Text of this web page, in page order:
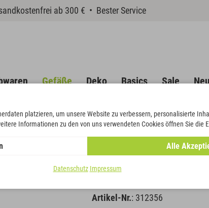
ab 300 € • Bester Service
Gefäße Deko Basics Sale
Schale "Herz"
Artikel-Nr.: 312356
platzieren, um unsere Website zu verbessern, personalisierte
Informationen zu den von uns verwendeten Cookies öffnen Sie die
Alle
Datenschutz Impressum